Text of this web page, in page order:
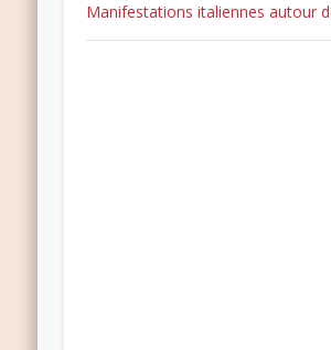
Manifestations italiennes autour